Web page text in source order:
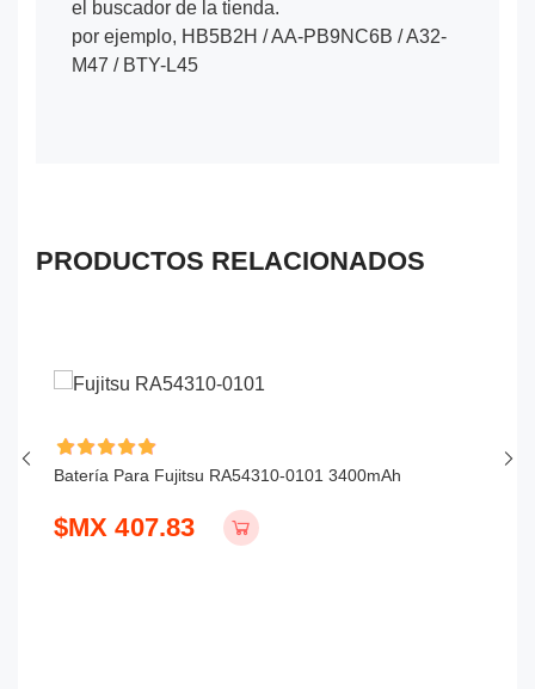
el buscador de la tienda.
por ejemplo, HB5B2H / AA-PB9NC6B / A32-
M47 / BTY-L45
PRODUCTOS RELACIONADOS
Batería Para Fujitsu RA54310-0101 3400mAh
$MX 407.83